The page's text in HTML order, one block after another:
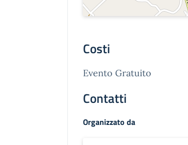
Costi
Evento Gratuito
Contatti
Organizzato da